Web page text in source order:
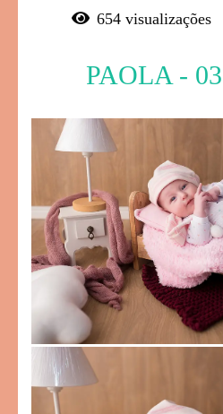
654 visualizações
PAOLA -